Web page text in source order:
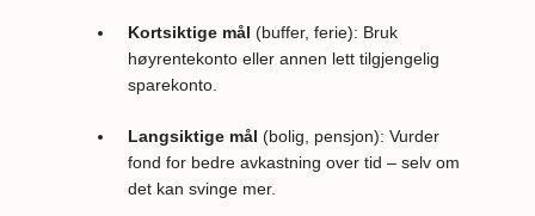
Kortsiktige mål (buffer, ferie): Bruk
høyrentekonto eller annen lett tilgjengelig
sparekonto.
Langsiktige mål (bolig, pensjon): Vurder
fond for bedre avkastning over tid – selv om
det kan svinge mer.